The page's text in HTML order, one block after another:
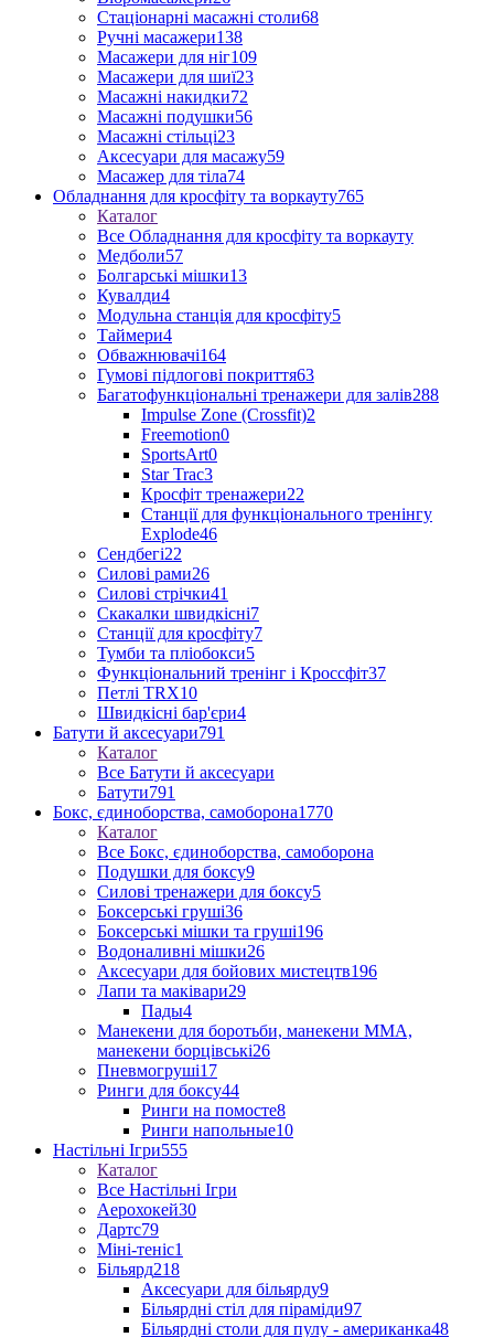
Стаціонарні масажні столи68
Ручні масажери138
Масажери для ніг109
Масажери для шиї23
Масажні накидки72
Масажні подушки56
Масажні стільці23
Аксесуари для масажу59
Масажер для тіла74
Обладнання для кросфіту та воркауту765
Каталог
Все Обладнання для кросфіту та воркауту
Медболи57
Болгарські мішки13
Кувалди4
Модульна станція для кросфіту5
Таймери4
Обважнювачі164
Гумові підлогові покриття63
Багатофункціональні тренажери для залів288
Impulse Zone (Crossfit)2
Freemotion0
SportsArt0
Star Trac3
Кросфіт тренажери22
Станції для функціонального тренінгу
Explode46
Сендбегі22
Силові рами26
Силові стрічки41
Скакалки швидкісні7
Станції для кросфіту7
Тумби та пліобокси5
Функціональний тренінг і Кроссфіт37
Петлі TRX10
Швидкісні бар'єри4
Батути й аксесуари791
Каталог
Все Батути й аксесуари
Батути791
Бокс, єдиноборства, самоборона1770
Каталог
Все Бокс, єдиноборства, самоборона
Подушки для боксу9
Силові тренажери для боксу5
Боксерські груші36
Боксерські мішки та груші196
Водоналивні мішки26
Аксесуари для бойових мистецтв196
Лапи та маківари29
Пады4
Манекени для боротьби, манекени ММА,
манекени борцівські26
Пневмогруші17
Ринги для боксу44
Ринги на помосте8
Ринги напольные10
Настільні Ігри555
Каталог
Все Настільні Ігри
Аерохокей30
Дартс79
Міні-теніс1
Більярд218
Аксесуари для більярду9
Більярдні стіл для піраміди97
Більярдні столи для пулу - американка48